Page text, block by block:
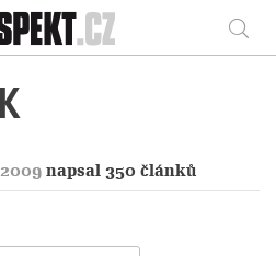
Respekt
napsal 350 článků